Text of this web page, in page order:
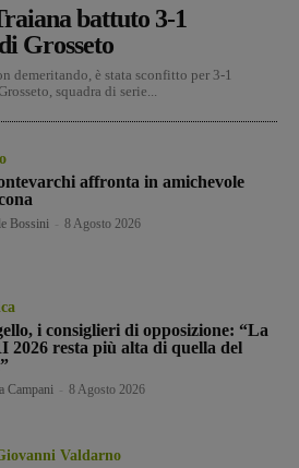
battuto 3-1
Grosseto
demeritando, è stata sconfitto per 3-1
squadra di serie...
affronta in amichevole
Bossini 8 Agosto 2026
i consiglieri di opposizione: “La
2026 resta più alta di quella del
Campani 8 Agosto 2026
Valdarno